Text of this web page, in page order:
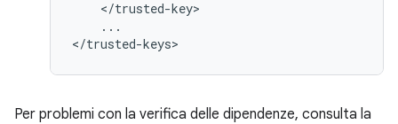
...
Per problemi con la verifica delle dipendenze, consulta la